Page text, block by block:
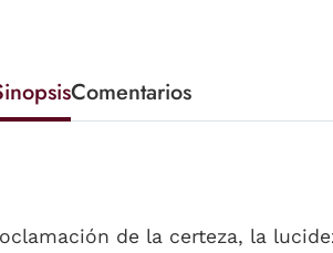
Comentarios
de la certeza, la